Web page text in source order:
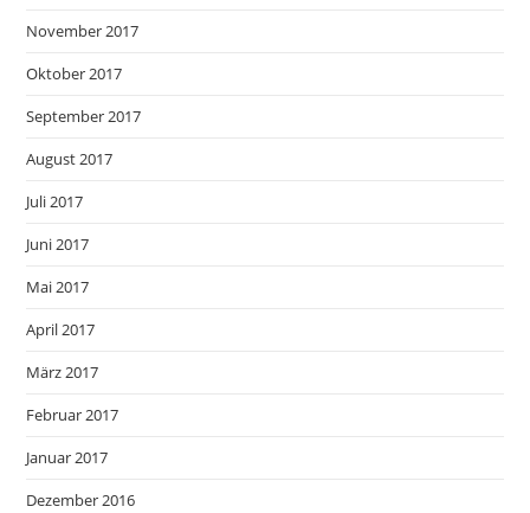
November 2017
Oktober 2017
September 2017
August 2017
Juli 2017
Juni 2017
Mai 2017
April 2017
März 2017
Februar 2017
Januar 2017
Dezember 2016